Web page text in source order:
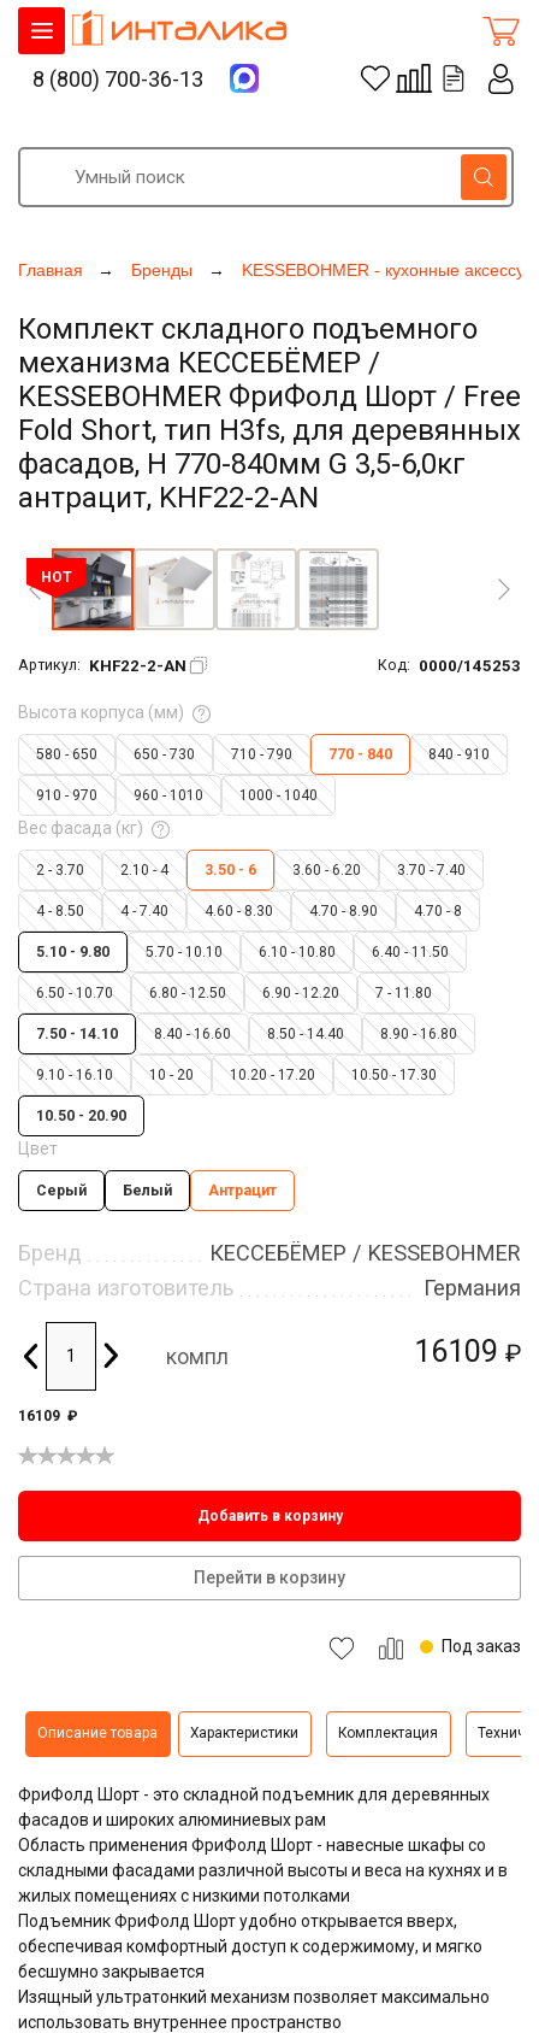
Главная Бренды KESSEBOHMER - кухонные
Комплект складного подъемного
механизма КЕССЕБЁМЕР /
KESSEBOHMER ФриФолд Шорт / Free
Fold Short, тип H3fs, для деревянных
фасадов, H 770-840мм G 3,5-6,0кг
антрацит, KHF22-2-AN
HOT
Артикул: KHF22-2-AN Код: 0000/145253
16109 ₽
Высота корпуса (мм)
580 - 650 650 - 730 710 - 790 770 - 840 840 - 910
910 - 970 960 - 1010 1000 - 1040
Вес фасада (кг)
2 - 3.70 2.10 - 4 3.50 - 6 3.60 - 6.20 3.70 - 7.40
4 - 8.50 4 - 7.40 4.60 - 8.30 4.70 - 8.90 4.70 - 8
5.10 - 9.80 5.70 - 10.10 6.10 - 10.80 6.40 - 11.50
6.50 - 10.70 6.80 - 12.50 6.90 - 12.20 7 - 11.80
7.50 - 14.10 8.40 - 16.60 8.50 - 14.40 8.90 - 16.80
9.10 - 16.10 10 - 20 10.20 - 17.20 10.50 - 17.30
10.50 - 20.90
Цвет
Серый Белый Антрацит
Бренд
КЕССЕБЁМЕР / KESSEBOHMER
Страна изготовитель
Германия
компл
16109 ₽
Добавить в корзину
Перейти в корзину
Под заказ
Описание товара Характеристики Комплектация
ФриФолд Шорт - это складной подъемник для деревянных
фасадов и широких алюминиевых рам
Область применения ФриФолд Шорт - навесные шкафы со
складными фасадами различной высоты и веса на кухнях и в
жилых помещениях с низкими потолками
Подъемник ФриФолд Шорт удобно открывается вверх,
обеспечивая комфортный доступ к содержимому, и мягко
бесшумно закрывается
Изящный ультратонкий механизм позволяет максимально
использовать внутреннее пространство
8 (800) 700-36-13